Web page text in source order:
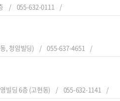
055-632-0111
, 청암빌딩)
055-637-4651
빌딩 6층 (고현동)
055-632-1141